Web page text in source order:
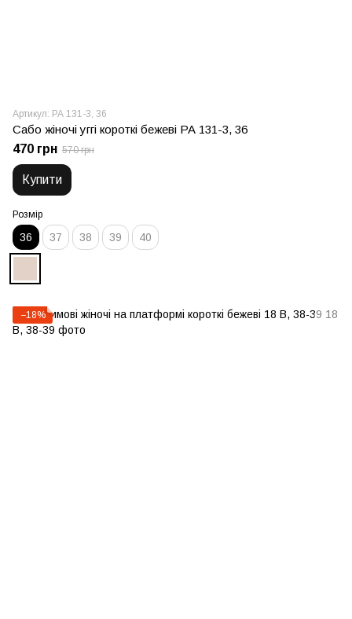
Артикул: РА 131-3, 36
Сабо жіночі уггі короткі бежеві РА 131-3, 36
470 грн 570 грн
Купити
Розмір
36 37 38 39 40
−18%